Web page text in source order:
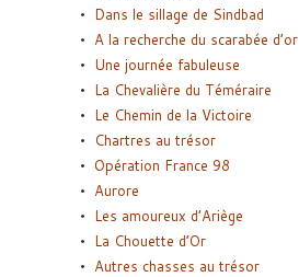
Dans le sillage de Sindbad
A la recherche du scarabée d’or
Une journée fabuleuse
La Chevalière du Téméraire
Le Chemin de la Victoire
Chartres au trésor
Opération France 98
Aurore
Les amoureux d’Ariège
La Chouette d’Or
Autres chasses au trésor